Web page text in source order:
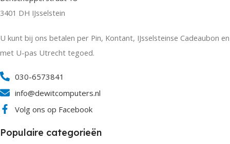
3401 DH IJsselstein
U kunt bij ons betalen per Pin, Kontant, IJsselsteinse Cadeaubon en
met U-pas Utrecht tegoed.
030-6573841
info@dewitcomputers.nl
Volg ons op Facebook
Populaire categorieën